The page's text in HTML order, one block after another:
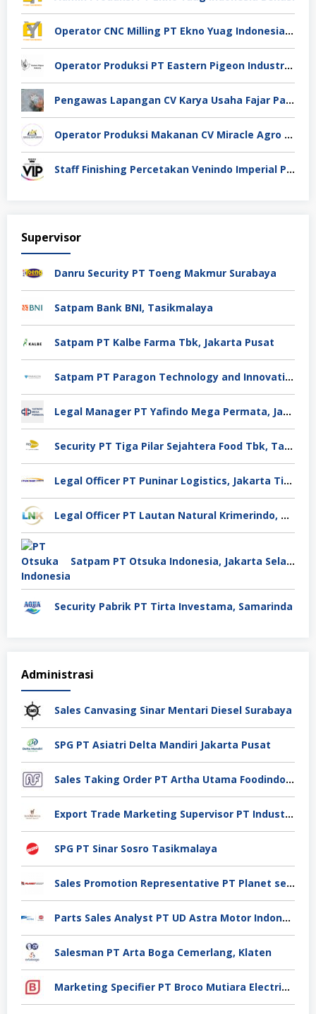
Operator CNC Milling PT Ekno Yuag Indonesia Bekasi
Operator Produksi PT Eastern Pigeon Industry Deli Serdang
Pengawas Lapangan CV Karya Usaha Fajar Pasuruan
Operator Produksi Makanan CV Miracle Agro Spices Sidoarjo
Staff Finishing Percetakan Venindo Imperial Perkasa Bandung Kota
Supervisor
Danru Security PT Toeng Makmur Surabaya
Satpam Bank BNI, Tasikmalaya
Satpam PT Kalbe Farma Tbk, Jakarta Pusat
Satpam PT Paragon Technology and Innovation Jakarta
Legal Manager PT Yafindo Mega Permata, Jakarta Barat
Security PT Tiga Pilar Sejahtera Food Tbk, Tangerang
Legal Officer PT Puninar Logistics, Jakarta Timur
Legal Officer PT Lautan Natural Krimerindo, Mojokerto
Satpam PT Otsuka Indonesia, Jakarta Selatan
Security Pabrik PT Tirta Investama, Samarinda
Administrasi
Sales Canvasing Sinar Mentari Diesel Surabaya
SPG PT Asiatri Delta Mandiri Jakarta Pusat
Sales Taking Order PT Artha Utama Foodindo Tangerang
Export Trade Marketing Supervisor PT Industri Jamu Dan Farmasi Sido Muncul Tbk, Jakarta
SPG PT Sinar Sosro Tasikmalaya
Sales Promotion Representative PT Planet selancar Mandiri, Pontianak
Parts Sales Analyst PT UD Astra Motor Indonesia, Jakarta Utara
Salesman PT Arta Boga Cemerlang, Klaten
Marketing Specifier PT Broco Mutiara Electrical Industry, Tangerang